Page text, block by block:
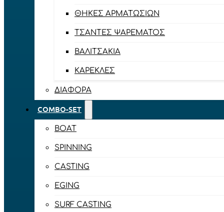
ΘΉΚΕΣ ΑΡΜΑΤΩΣΙΏΝ
ΤΣΆΝΤΕΣ ΨΑΡΈΜΑΤΟΣ
ΒΑΛΙΤΣΆΚΙΑ
ΚΑΡΈΚΛΕΣ
ΔΙΆΦΟΡΑ
COMBO-SET
BOAT
SPINNING
CASTING
EGING
SURF CASTING